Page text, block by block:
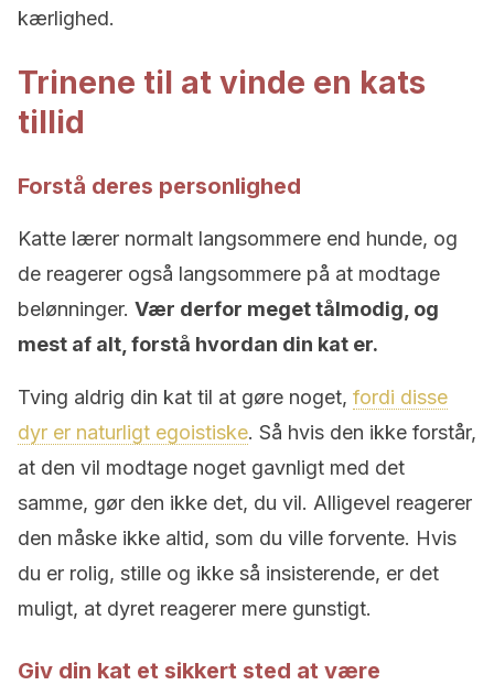
kærlighed.
Trinene til at vinde en kats
tillid
Forstå deres personlighed
Katte lærer normalt langsommere end hunde, og
de reagerer også langsommere på at modtage
belønninger. Vær derfor meget tålmodig, og
mest af alt, forstå hvordan din kat er.
Tving aldrig din kat til at gøre noget, fordi disse
dyr er naturligt egoistiske. Så hvis den ikke forstår,
at den vil modtage noget gavnligt med det
samme, gør den ikke det, du vil. Alligevel reagerer
den måske ikke altid, som du ville forvente. Hvis
du er rolig, stille og ikke så insisterende, er det
muligt, at dyret reagerer mere gunstigt.
Giv din kat et sikkert sted at være